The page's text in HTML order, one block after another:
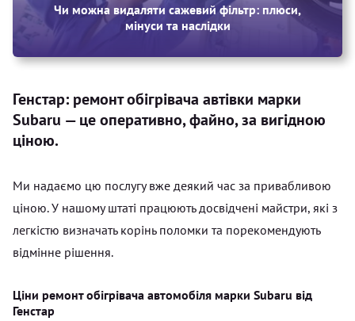
Чи можна видаляти сажевий фільтр: плюси,
мінуси та наслідки
Генстар: ремонт обігрівача автівки марки
Subaru — це оперативно, файно, за вигідною
ціною.
Ми надаємо цю послугу вже деякий час за привабливою
ціною. У нашому штаті працюють досвідчені майстри, які з
легкістю визначать корінь поломки та порекомендують
відмінне рішення.
Ціни ремонт обігрівача автомобіля марки Subaru від
Генстар